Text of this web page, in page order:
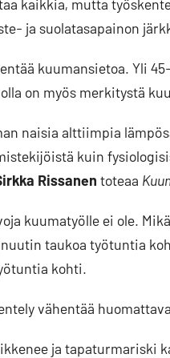
kaikkia, mutta
ja suolatasapainon
kuumansietoa. Yli
on myös merkitystä
naisia alttiimpia
kuin
Rissanen toteaa
kuumatyölle ei ole.
taukoa työtuntia
kohti.
vähentää
ja tapaturmariski